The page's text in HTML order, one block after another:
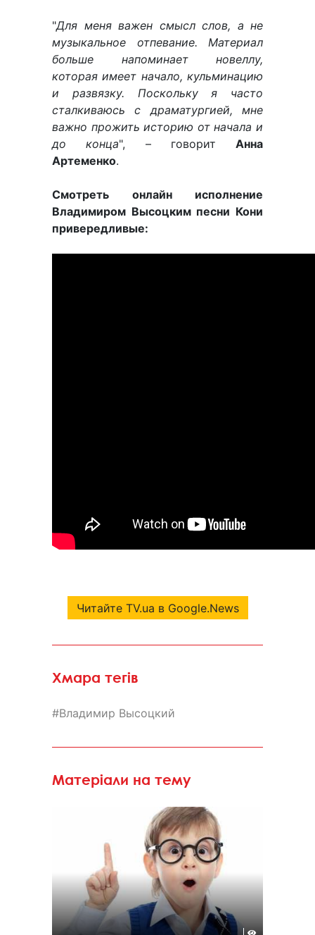
"Для меня важен смысл слов, а не
музыкальное отпевание. Материал
больше напоминает новеллу,
которая имеет начало, кульминацию
и развязку. Поскольку я часто
сталкиваюсь с драматургией, мне
важно прожить историю от начала и
до конца", – говорит Анна
Артеменко.
Смотреть онлайн исполнение
Владимиром Высоцким песни Кони
привередливые:
Читайте TV.ua в Google.News
Хмара тегів
Владимир Высоцкий
Матеріали на тему